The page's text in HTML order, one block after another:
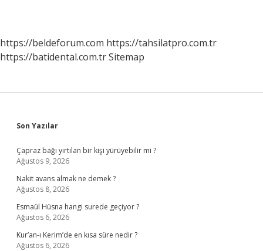
https://beldeforum.com https://tahsilatpro.com.tr
https://batidental.com.trSitemap
Sidebar
Son Yazılar
Çapraz bağı yırtılan bir kişi yürüyebilir mi ?
Ağustos 9, 2026
Nakit avans almak ne demek ?
Ağustos 8, 2026
Esmaül Hüsna hangi surede geçiyor ?
Ağustos 6, 2026
Kur’an-ı Kerim’de en kısa süre nedir ?
Ağustos 6, 2026